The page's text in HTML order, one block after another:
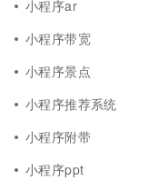
小程序ar
小程序带宽
小程序景点
小程序推荐系统
小程序附带
小程序ppt